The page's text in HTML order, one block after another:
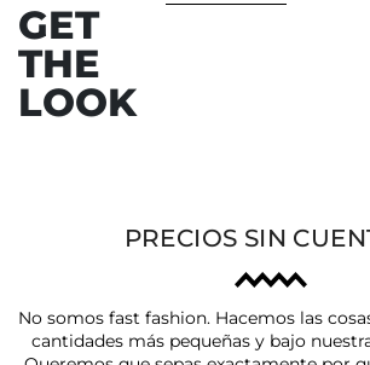
GET
THE
LOOK
PRECIOS SIN
No somos fast fashion. Hacemos las
cantidades más pequeñas y bajo